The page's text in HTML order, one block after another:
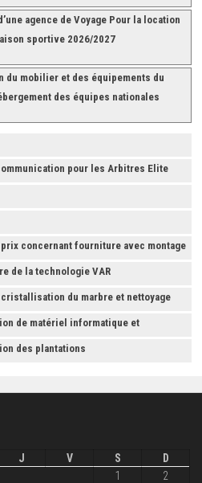
agence de Voyage Pour la location
sportive 2026/2027
du mobilier et des équipements du
des équipes nationales
pour les Arbitres Elite
concernant fourniture avec montage
la Fédération Tunisienne de Football
de la technologie VAR
du marbre et nettoyage
de matériel informatique et
des plantations
J V S D
1
2